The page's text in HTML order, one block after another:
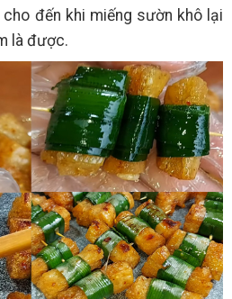
đến khi miếng sườn khô lại
là được.